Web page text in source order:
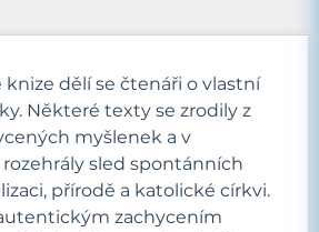
knize dělí se čtenáři o vlastní
Některé texty se zrodily z
myšlenek a v
sled spontánních
přírodě a katolické církvi.
zachycením